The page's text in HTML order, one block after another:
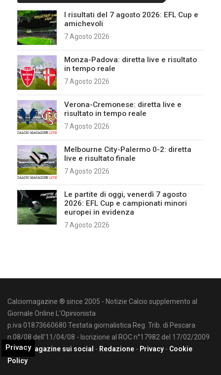
I risultati del 7 agosto 2026: EFL Cup e
amichevoli
7 Agosto 2026
Monza-Padova: diretta live e risultato
in tempo reale
7 Agosto 2026
Verona-Cremonese: diretta live e
risultato in tempo reale
7 Agosto 2026
Melbourne City-Palermo 0-2: diretta
live e risultato finale
7 Agosto 2026
Le partite di oggi, venerdì 7 agosto
2026: EFL Cup e campionati minori
europei in evidenza
7 Agosto 2026
Calciomagazine ® since 2005 - Notizie Calcio supplemento al
Giornale Online L'Opinionista
p.iva 01873660680 Testata giornalistica Reg. Trib. di Pescara
n.08/08 dell'11/04/08 - Iscrizione al ROC n°17982 del 17/02/2009
Calciomagazine sui social - Redazione - Privacy - Cookie
Policy
Privacy